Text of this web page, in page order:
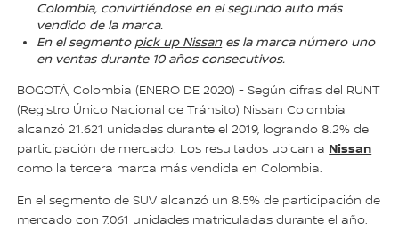
Colombia, convirtiéndose en el segundo auto más
vendido de la marca.
En el segmento pick up Nissanes la marca número uno
en ventas durante 10 años consecutivos.
BOGOTÁ, Colombia (ENERO DE 2020) - Según cifras del RUNT
(Registro Único Nacional de Tránsito) Nissan Colombia
alcanzó 21.621 unidades durante el 2019, logrando 8.2% de
participación de mercado. Los resultados ubican a Nissan
como la tercera marca más vendida en Colombia.
En el segmento de SUV alcanzó un 8.5% de participación de
mercado con 7.061 unidades matriculadas durante el año.